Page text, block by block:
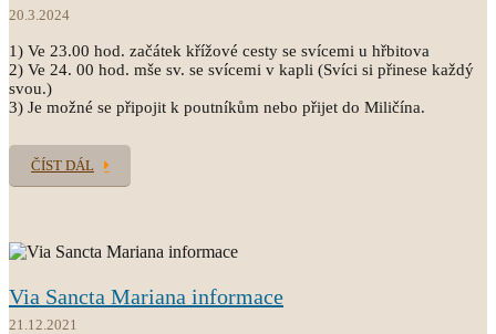
20.3.2024
1) Ve 23.00 hod. začátek křížové cesty se svícemi u hřbitova
2) Ve 24. 00 hod. mše sv. se svícemi v kapli (Svíci si přinese každý
svou.)
3) Je možné se připojit k poutníkům nebo přijet do Miličína.
ČÍST DÁL
Via Sancta Mariana informace
21.12.2021